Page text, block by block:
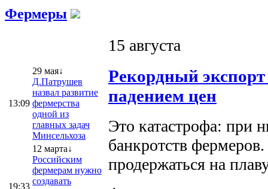
Фермеры
13:09
29 мая↓
Д.Патрушев
назвал развитие
фермерства
одной из
главных задач
Минсельхоза
19:33
12 марта↓
Российским
фермерам нужно
создавать
15 августа
Рекордный
падением цен
Это катастрофа: при
банкротств
продержаться на